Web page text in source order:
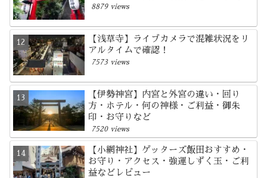
8879 views
【浅草寺】ライブカメラで混雑状況をリ
アルタイムで確認！
7573 views
【伊勢神宮】内宮と外宮の違い・回り
方・ホテル・何の神様・ご利益・御朱
印・お守りなど
7520 views
【小網神社】ゲッターズ飯田おすすめ・
お守り・アクセス・強運しずく玉・ご利
益などレビュー